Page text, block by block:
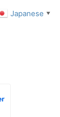
Japanese ▼